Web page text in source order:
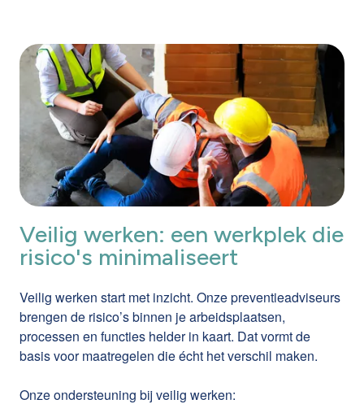
Veilig werken: een werkplek die
risico's minimaliseert
Veilig werken start met inzicht. Onze preventieadviseurs
brengen de risico’s binnen je arbeidsplaatsen,
processen en functies helder in kaart. Dat vormt de
basis voor maatregelen die écht het verschil maken.
Onze ondersteuning bij veilig werken: